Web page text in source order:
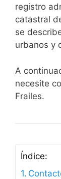
registro
catastral
se
urbanos y
A
necesite
Frailes.
Índice: